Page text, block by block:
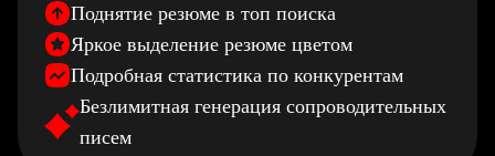
Поднятие резюме в топ поиска
Яркое выделение резюме цветом
Подробная статистика по конкурентам
Безлимитная генерация сопроводительных
писем